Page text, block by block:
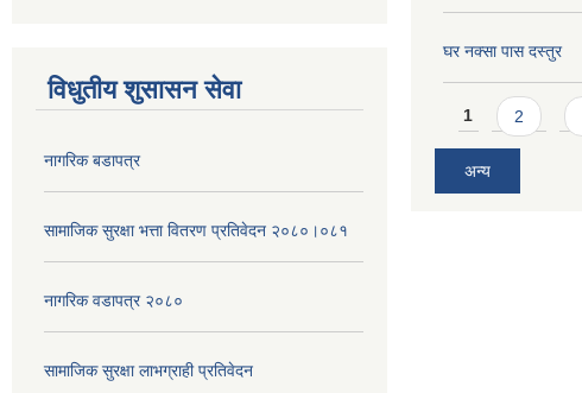
विधुतीय शुसासन सेवा
नागरिक बडापत्र
सामाजिक सुरक्षा भत्ता वितरण प्रतिवेदन २०८०।०८१
नागरिक वडापत्र २०८०
सामाजिक सुरक्षा लाभग्राही प्रतिवेदन
घर नक्सा पास दस्तुर
Pages
1 2
अन्य